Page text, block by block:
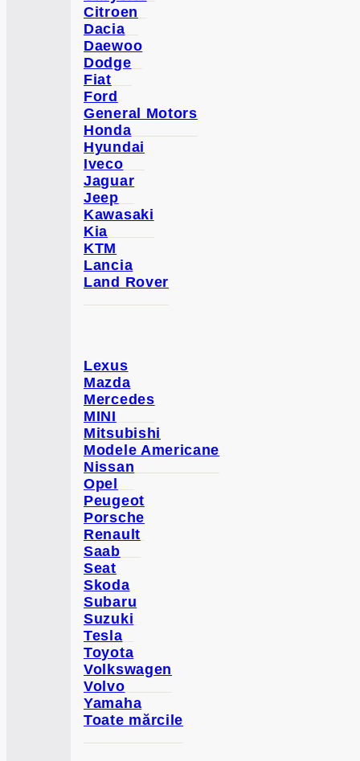
Citroen
Dacia
Daewoo
Dodge
Fiat
Ford
General Motors
Honda
Hyundai
Iveco
Jaguar
Jeep
Kawasaki
Kia
KTM
Lancia
Land Rover
Lexus
Mazda
Mercedes
MINI
Mitsubishi
Modele Americane
Nissan
Opel
Peugeot
Porsche
Renault
Saab
Seat
Skoda
Subaru
Suzuki
Tesla
Toyota
Volkswagen
Volvo
Yamaha
Toate mărcile